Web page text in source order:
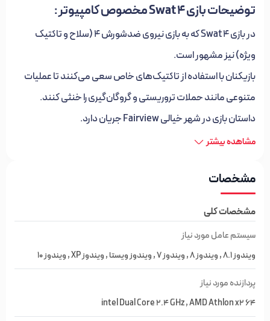
توضیحات بازی Swat 4 مخصوص کامپیوتر :
در بازی Swat 4 که به بازی نیروی ضد‌شورش ۴ (سلاح و تاکتیک
ویژه) نیز مشهور است.
بازیکنان با استفاده از تاکتیک‌های خاص سعی می‌کنند تا عملیات
متنوعی مانند حملات تروریستی و گروگان‌گیری را خنثی کنند.
داستان بازی در شهر خیالی Fairview جریان دارد.
شما در نقش فرمانده‌ی یک تیم پنج نفره پلیس ظاهر می‌شوید و
با پیشرفت در بازی و انجام ماموریت‌ها به شما امتیاز تعلق می‌گیرد و
می‌توانید با استفاده از آن سلاح و زره جدیدی برای خود خریداری
کنید.
همچنین اگر بتوانید شورشیان را دستگیر کنید امتیاز بیشتری به شما
تعلق خواهد گرفت.
مشاهده بیشتر
مشخصات
مشخصات کلی
سیستم عامل مورد نیاز
ویندوز 8.1 , ویندوز 8 , ویندوز 7 , ویندوز ویستا , ویندوز XP , ویندوز 10
پردازنده مورد نیاز
intel Dual Core 2.4 GHz , AMD Athlon x2 64